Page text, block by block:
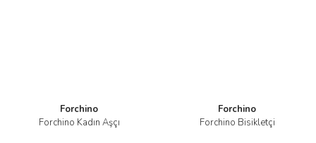
Forchino
Forchino Kadın Aşçı
Forchino
Forchino Bisikletçi